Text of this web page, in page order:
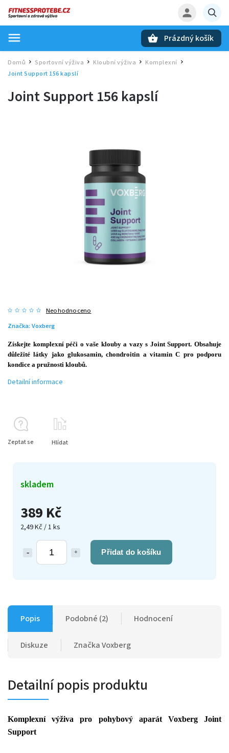
Prázdný košík
Domů / Sportovní výživa / Kloubní výživa / Komplexní
Joint Support 156 kapslí
Joint Support 156 kapslí
Neohodnoceno
Značka: Voxberg
389 Kč
2,49 Kč / 1 ks
Přidat do košíku
skladem
Získejte komplexní péči o vaše klouby a vazy s Joint Support. Obsahuje
důležité látky jako glukosamin, chondroitin a vitamin C pro podporu
kondice a pružnosti kloubů.
Detailní informace
Zeptat se Hlídat
Popis Podobné (2) Hodnocení
Diskuze ZnačkaVoxberg
Detailní popis produktu
Komplexní výživa pro pohybový aparát Voxberg Joint
Support